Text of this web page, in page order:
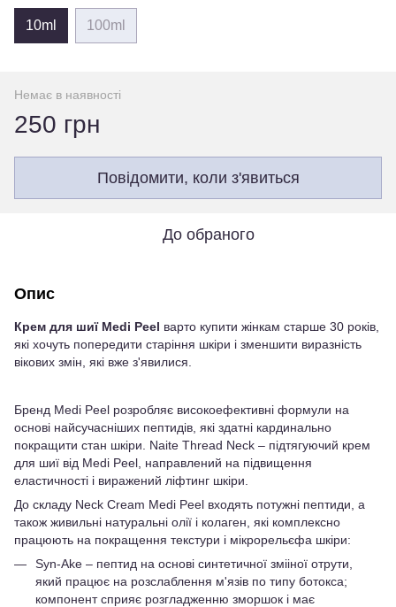
10ml 100ml
Немає в наявності
250 грн
Повідомити, коли з'явиться
До обраного
Опис
Крем для шиї Medi Peel варто купити жінкам старше 30 років,
які хочуть попередити старіння шкіри і зменшити виразність
вікових змін, які вже з'явилися.
Бренд Medi Peel розробляє високоефективні формули на
основі найсучасніших пептидів, які здатні кардинально
покращити стан шкіри. Naite Thread Neck – підтягуючий крем
для шиї від Medi Peel, направлений на підвищення
еластичності і виражений ліфтинг шкіри.
До складу Neck Cream Medi Peel входять потужні пептиди, а
також живильні натуральні олії і колаген, які комплексно
працюють на покращення текстури і мікрорельєфа шкіри:
Syn-Ake – пептид на основі синтетичної змііної отрути,
який працює на розслаблення м'язів по типу ботокса;
компонент сприяє розгладженню зморшок і має